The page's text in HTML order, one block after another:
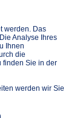
werden. Das
Analyse Ihres
Ihnen
die
finden Sie in der
werden wir Sie